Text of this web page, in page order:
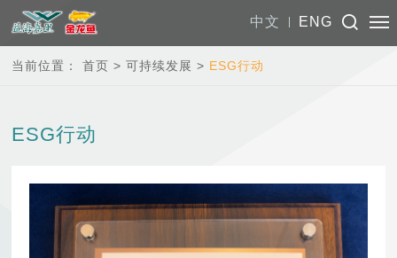
中文 ENG
当前位置：首页 > 可持续发展 > ESG行动
ESG行动